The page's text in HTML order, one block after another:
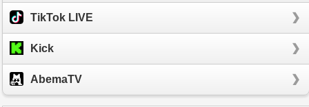
TikTok LIVE
Kick
AbemaTV